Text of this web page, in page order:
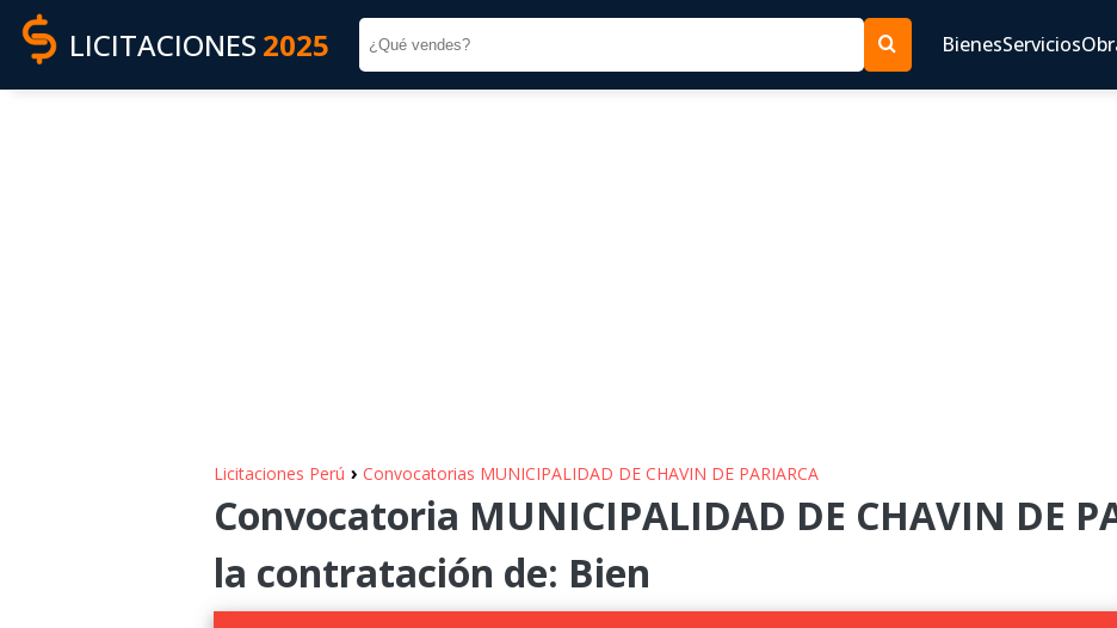
LICITACIONES 2025 BienesServicios
Licitaciones Perú › Convocatorias MUNICIPALIDAD DE CHAVIN DE PARIARCA
Convocatoria MUNICIPALIDAD DE CHAVIN DE
la contratación de: Bien